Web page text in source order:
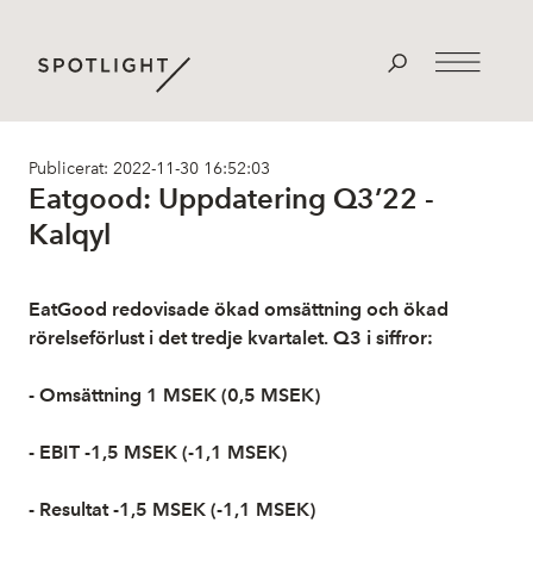
Publicerat: 2022-11-30 16:52:03
Eatgood: Uppdatering Q3’22 -
Kalqyl
EatGood redovisade ökad omsättning och ökad
rörelseförlust i det tredje kvartalet. Q3 i siffror:
- Omsättning 1 MSEK (0,5 MSEK)
- EBIT -1,5 MSEK (-1,1 MSEK)
- Resultat -1,5 MSEK (-1,1 MSEK)